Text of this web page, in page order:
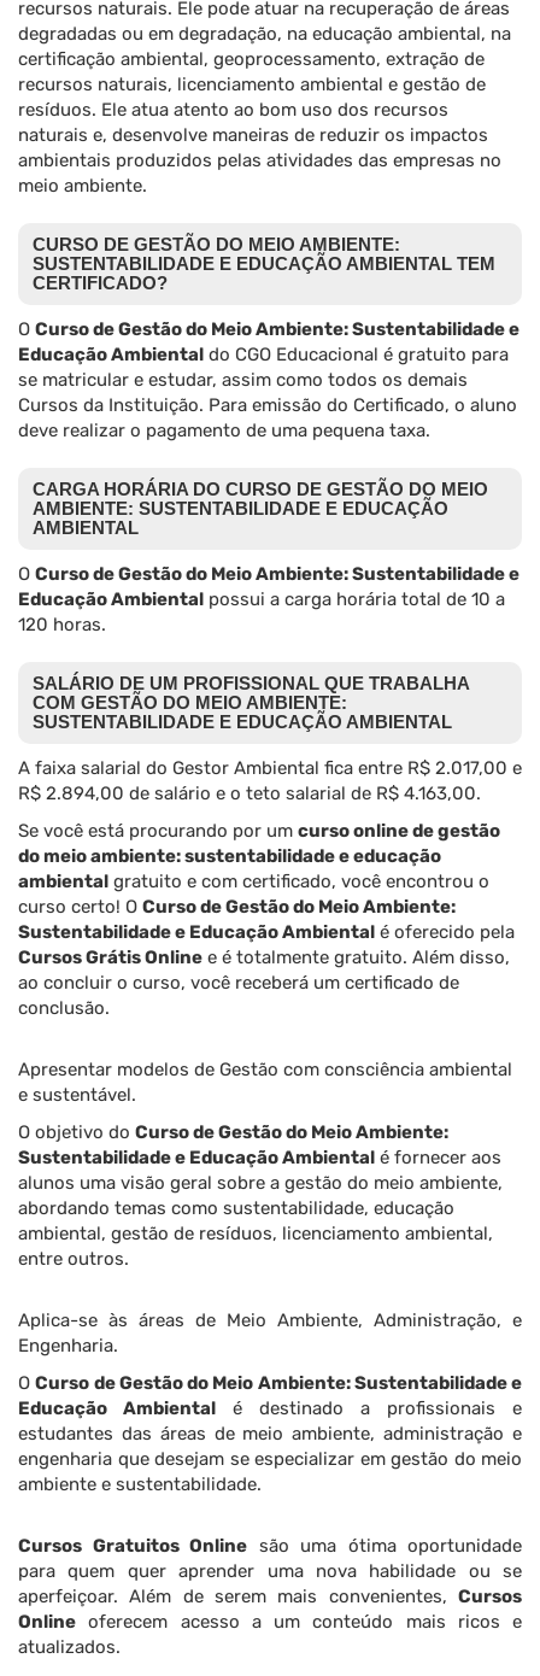
recursos naturais. Ele pode atuar na recuperação de áreas
degradadas ou em degradação, na educação ambiental, na
certificação ambiental, geoprocessamento, extração de
recursos naturais, licenciamento ambiental e gestão de
resíduos. Ele atua atento ao bom uso dos recursos
naturais e, desenvolve maneiras de reduzir os impactos
ambientais produzidos pelas atividades das empresas no
meio ambiente.
CURSO DE GESTÃO DO MEIO AMBIENTE:
SUSTENTABILIDADE E EDUCAÇÃO AMBIENTAL TEM
CERTIFICADO?
O Curso de Gestão do Meio Ambiente: Sustentabilidade e
Educação Ambiental do CGO Educacional é gratuito para
se matricular e estudar, assim como todos os demais
Cursos da Instituição. Para emissão do Certificado, o aluno
deve realizar o pagamento de uma pequena taxa.
CARGA HORÁRIA DO CURSO DE GESTÃO DO MEIO
AMBIENTE: SUSTENTABILIDADE E EDUCAÇÃO
AMBIENTAL
O Curso de Gestão do Meio Ambiente: Sustentabilidade e
Educação Ambiental possui a carga horária total de 10 a
120 horas.
SALÁRIO DE UM PROFISSIONAL QUE TRABALHA
COM GESTÃO DO MEIO AMBIENTE:
SUSTENTABILIDADE E EDUCAÇÃO AMBIENTAL
A faixa salarial do Gestor Ambiental fica entre R$ 2.017,00 e
R$ 2.894,00 de salário e o teto salarial de R$ 4.163,00.
Se você está procurando por um curso online de gestão
do meio ambiente: sustentabilidade e educação
ambiental gratuito e com certificado, você encontrou o
curso certo! O Curso de Gestão do Meio Ambiente:
Sustentabilidade e Educação Ambiental é oferecido pela
Cursos Grátis Online e é totalmente gratuito. Além disso,
ao concluir o curso, você receberá um certificado de
conclusão.
Apresentar modelos de Gestão com consciência ambiental
e sustentável.
O objetivo do Curso de Gestão do Meio Ambiente:
Sustentabilidade e Educação Ambiental é fornecer aos
alunos uma visão geral sobre a gestão do meio ambiente,
abordando temas como sustentabilidade, educação
ambiental, gestão de resíduos, licenciamento ambiental,
entre outros.
Aplica-se às áreas de Meio Ambiente, Administração, e
Engenharia.
OCurso de Gestão do Meio Ambiente: Sustentabilidade e
Educação Ambiental é destinado a profissionais e
estudantes das áreas de meio ambiente, administração e
engenharia que desejam se especializar em gestão do meio
ambiente e sustentabilidade.
Cursos Gratuitos Online são uma ótima oportunidade
para quem quer aprender uma nova habilidade ou se
aperfeiçoar. Além de serem mais convenientes, Cursos
Online oferecem acesso a um conteúdo mais ricos e
atualizados.